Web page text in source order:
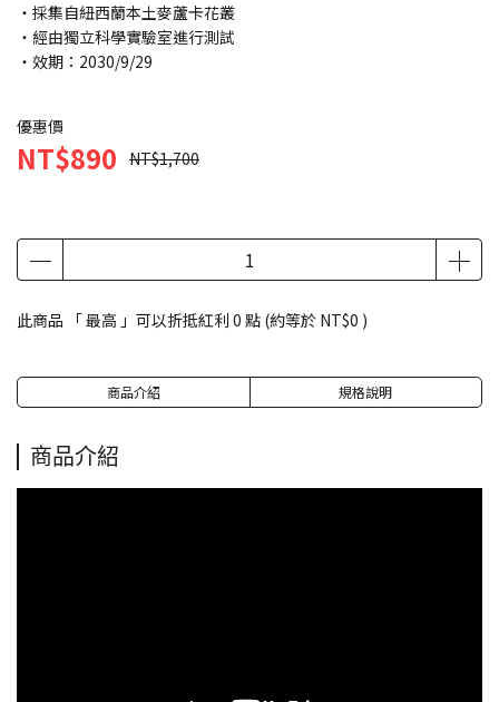
・採集自紐西蘭本土麥蘆卡花叢
・經由獨立科學實驗室進行測試
・效期：2030/9/29
優惠價
NT$890 NT$1,700
此商品 「 最高 」可以折抵紅利 0 點 (約等於 NT$0 )
商品介紹 規格說明
商品介紹